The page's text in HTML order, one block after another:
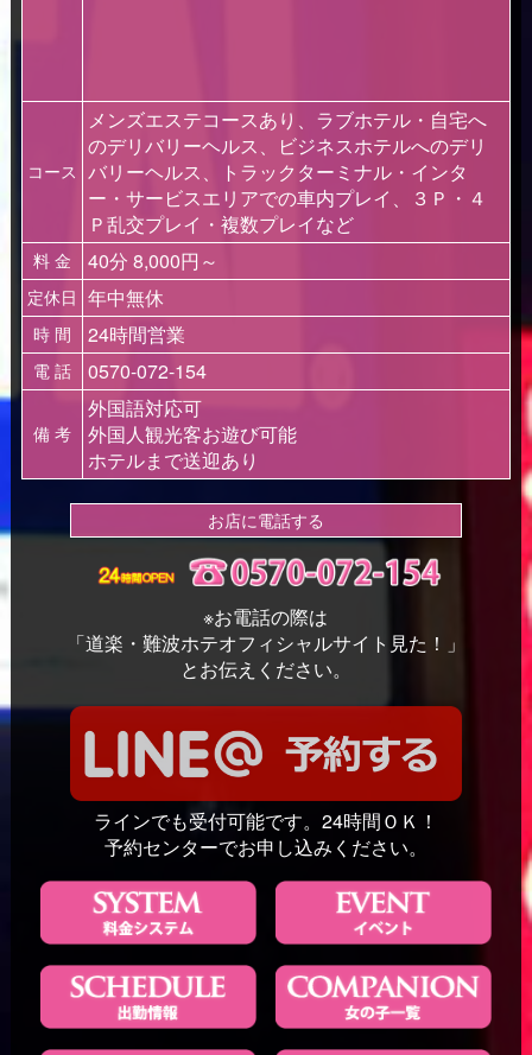
コース
メンズエステコースあり、ラブホテル・自宅へ
のデリバリーヘルス、ビジネスホテルへのデリ
バリーヘルス、トラックターミナル・インタ
ー・サービスエリアでの車内プレイ、３Ｐ・４
Ｐ乱交プレイ・複数プレイなど
料 金 40分 8,000円～
定休日 年中無休
時 間 24時間営業
電 話 0570-072-154
備 考
外国語対応可
外国人観光客お遊び可能
ホテルまで送迎あり
お店に電話する
※お電話の際は
「道楽・難波ホテオフィシャルサイト見た！」
とお伝えください。
ラインでも受付可能です。24時間ＯＫ！
予約センターでお申し込みください。